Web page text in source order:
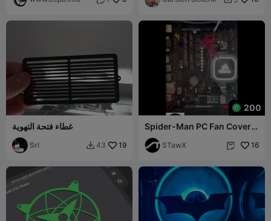
غطاء فتحة التهوية
Srl  43 19
200
Spider-Man PC Fan Cover
3D
STawX  16